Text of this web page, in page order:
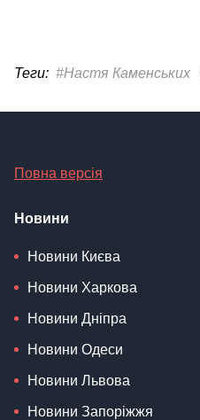
Теги: #Настя Каменських
Повна версія
Новини
Новини Києва
Новини Харкова
Новини Дніпра
Новини Одеси
Новини Львова
Новини Запоріжжя